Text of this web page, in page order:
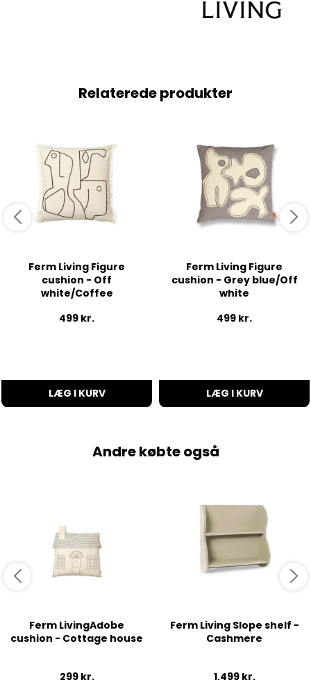
Relaterede produkter
Ferm Living Figure
cushion - Off
white/Coffee
499 kr.
LÆG I KURV
Ferm Living Figure
cushion - Grey blue/Off
white
499 kr.
LÆG I KURV
Andre købte også
Ferm LivingAdobe
cushion - Cottage house
299 kr.
Ferm Living Slope shelf -
Cashmere
1.499 kr.